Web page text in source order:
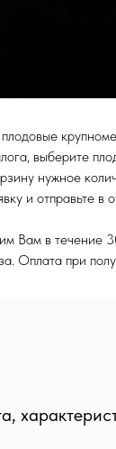
плодовые
выберите
нужное
и отправьте в
Вам в течение
Оплата при